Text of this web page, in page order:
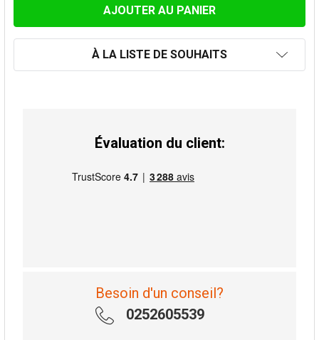
À LA LISTE DE SOUHAITS
Évaluation du client:
Besoin d'un conseil?
0252605539